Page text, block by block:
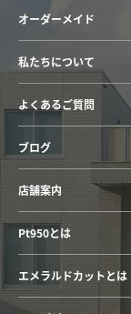
オーダーメイド
私たちについて
よくあるご質問
ブログ
店舗案内
Pt950とは
エメラルドカットとは